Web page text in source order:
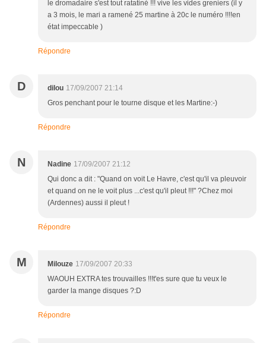
le dromadaire s'est tout ratatiné !!! vive les vides greniers (il y
a 3 mois, le mari a ramené 25 martine à 20c le numéro !!!!en
état impeccable )
Répondre
D dilou 17/09/2007 21:14
Gros penchant pour le tourne disque et les Martine:-)
Répondre
N Nadine 17/09/2007 21:12
Qui donc a dit : "Quand on voit Le Havre, c'est qu'il va pleuvoir
et quand on ne le voit plus ...c'est qu'il pleut !!!" ?Chez moi
(Ardennes) aussi il pleut !
Répondre
M Milouze 17/09/2007 20:33
WAOUH EXTRA tes trouvailles !!!t'es sure que tu veux le
garder la mange disques ?:D
Répondre